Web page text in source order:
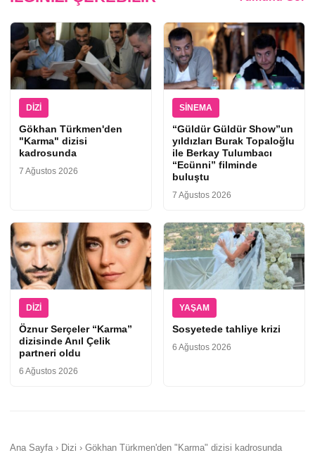
DIZI
Gökhan Türkmen'den
"Karma" dizisi
kadrosunda
7 Ağustos 2026
SINEMA
“Güldür Güldür Show”un
yıldızları Burak Topaloğlu
ile Berkay Tulumbacı
“Ecünni” filminde
buluştu
7 Ağustos 2026
DIZI
Öznur Serçeler “Karma”
dizisinde Anıl Çelik
partneri oldu
6 Ağustos 2026
YAŞAM
Sosyetede tahliye krizi
6 Ağustos 2026
Ana Sayfa › Dizi › Gökhan Türkmen'den "Karma" dizisi kadrosunda